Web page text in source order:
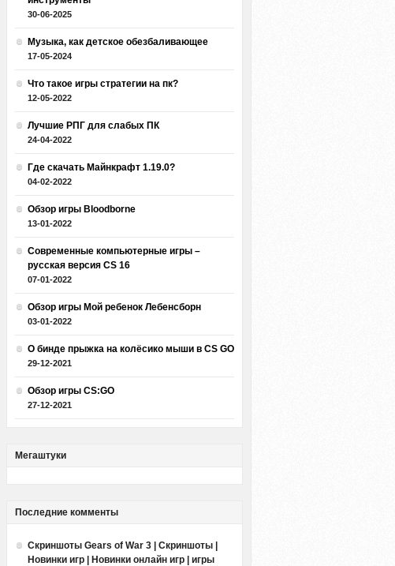
30-06-2025
Музыка, как детское обезбаливающее
17-05-2024
Что такое игры стратегии на пк?
12-05-2022
Лучшие РПГ для слабых ПК
24-04-2022
Где скачать Майнкрафт 1.19.0?
04-02-2022
Обзор игры Bloodborne
13-01-2022
Современные компьютерные игры –
русская версия CS 16
07-01-2022
Обзор игры Мой ребенок Лебенсборн
03-01-2022
О бинде прыжка на колёсико мыши в CS GO
29-12-2021
Обзор игры CS:GO
27-12-2021
Мегаштуки
Последние комменты
Скриншоты Gears of War 3 | Скриншоты |
Новинки игр | Новинки онлайн игр | игры